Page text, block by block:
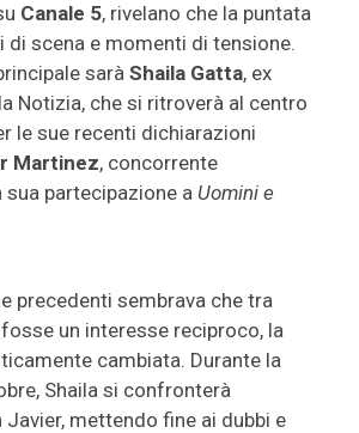
Canale 5, rivelano che la puntata
di scena e momenti di tensione.
sarà Shaila Gatta, ex
Notizia, che si ritroverà al centro
le sue recenti dichiarazioni
Martinez, concorrente
partecipazione a Uomini e
precedenti sembrava che tra
un interesse reciproco, la
cambiata. Durante la
Shaila si confronterà
mettendo fine ai dubbi e